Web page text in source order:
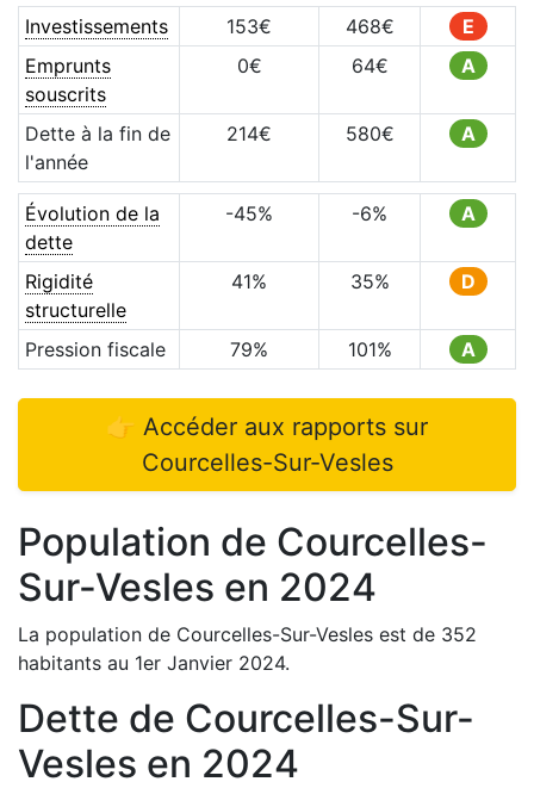
Investissements 153€ 468€
E
Emprunts
souscrits
0€ 64€ A
Dette à la fin de
l'année
214€ 580€ A
Évolution de la
dette
-45% -6% A
Rigidité
structurelle
41% 35% D
Pression fiscale 79% 101% A
👉 Accéder aux rapports sur
Courcelles-Sur-Vesles
Population de Courcelles-
Sur-Vesles en 2024
La population de Courcelles-Sur-Vesles est de 352
habitants au 1er Janvier 2024.
Dette de Courcelles-Sur-
Vesles en 2024